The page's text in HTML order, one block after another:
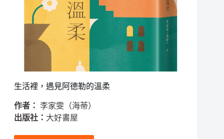
生活裡，遇見阿德勒的溫柔
作者： 李家雯（海蒂）
出版社： 大好書屋